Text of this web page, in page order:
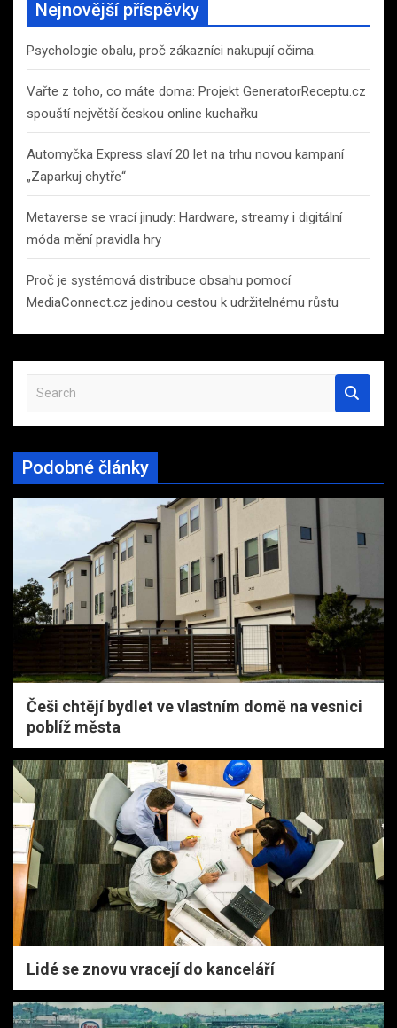
Nejnovější příspěvky
Psychologie obalu, proč zákazníci nakupují očima.
Vařte z toho, co máte doma: Projekt GeneratorReceptu.cz
spouští největší českou online kuchařku
Automyčka Express slaví 20 let na trhu novou kampaní
„Zaparkuj chytře“
Metaverse se vrací jinudy: Hardware, streamy i digitální
móda mění pravidla hry
Proč je systémová distribuce obsahu pomocí
MediaConnect.cz jedinou cestou k udržitelnému růstu
a
r
c
h
Podobné články
Češi chtějí bydlet ve vlastním domě na vesnici
poblíž města
Lidé se znovu vracejí do kanceláří